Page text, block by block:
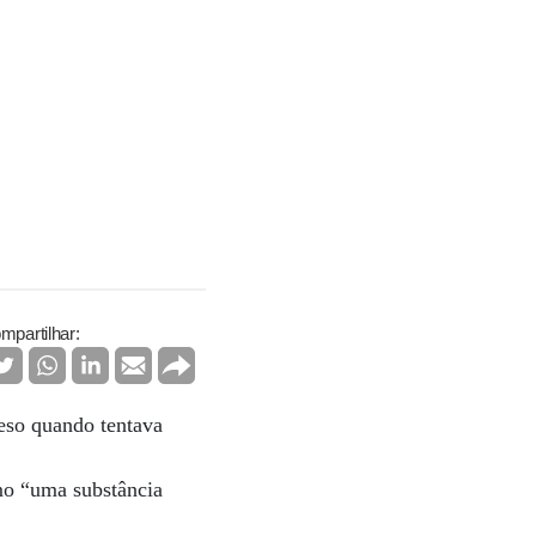
quando tentava
“uma substância